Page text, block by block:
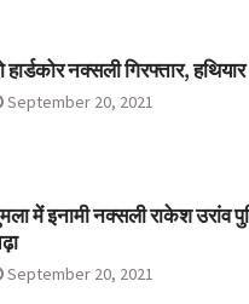
हार्डकोर नक्सली गिरफ्तार,
September 20, 2021
में इनामी नक्सली राकेश उरांव
September 20, 2021